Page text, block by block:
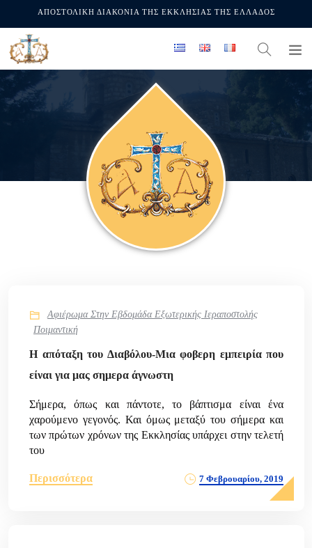
ΑΠΟΣΤΟΛΙΚΗ ΔΙΑΚΟΝΙΑ ΤΗΣ ΕΚΚΛΗΣΙΑΣ ΤΗΣ ΕΛΛΑΔΟΣ
Αφιέρωμα Στην Εβδομάδα Εξωτερικής Ιεραποστολής
Ποιμαντική
Η απόταξη του Διαβόλου-Μια φοβερη εμπειρία που
είναι για μας σημερα άγνωστη
Σήμερα, όπως και πάντοτε, το βάπτισμα είναι ένα
χαρούμενο γεγονός. Και όμως μεταξύ του σήμερα και
των πρώτων χρόνων της Εκκλησίας υπάρχει στην τελετή
του
Περισσότερα 7 Φεβρουαρίου, 2019